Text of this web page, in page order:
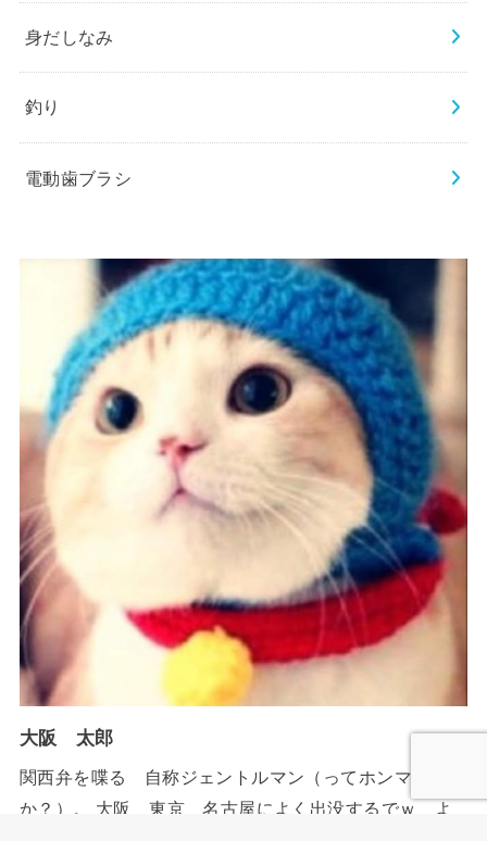
身だしなみ
釣り
電動歯ブラシ
大阪 太郎
関西弁を喋る 自称ジェントルマン（ってホンマ
か？）。 大阪 東京 名古屋によく出没するでｗ よ